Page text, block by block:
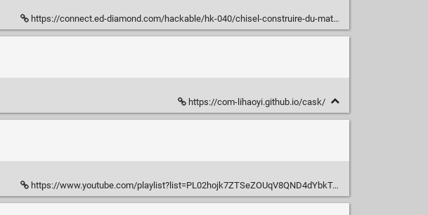
https://connect.ed-diamond.com/hackable/hk-040/chisel-construire-du-materiel-en-langage-scala
https://com-lihaoyi.github.io/cask/
https://www.youtube.com/playlist?list=PL02hojk7ZTSeZOUqV8QND4dYbkTm3Ov2A